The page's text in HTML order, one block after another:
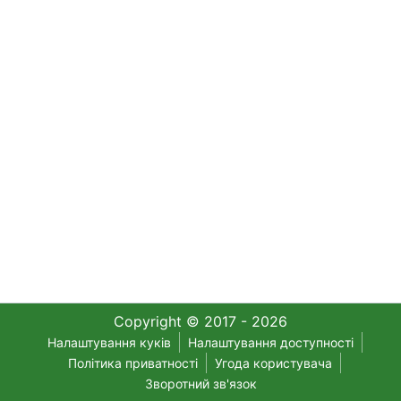
Copyright © 2017 - 2026
Налаштування куків
Налаштування доступності
Політика приватності
Угода користувача
Зворотний зв'язок